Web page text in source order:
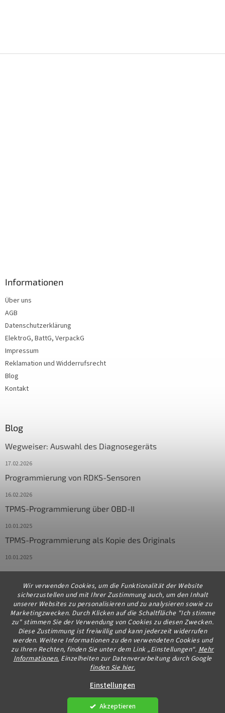
Wir verwenden Cookies, um die Funktionalität der Website
sicherzustellen und mit Ihrer Zustimmung auch, um den Inhalt
unserer Websites zu personalisieren und zu analysieren sowie zu
Marketingzwecken. Durch Klicken auf die Schaltfläche "Ich stimme
zu" stimmen Sie der Verwendung von Cookies zu diesen Zwecken.
Diese Zustimmung ist freiwillig und kann jederzeit widerrufen
werden. Weitere Informationen zu den verwendeten Cookies und
zu Ihren Rechten, finden Sie unter dem Link „Einstellungen“. Mehr
Informationen. Einzelheiten zur Datenverarbeitung durch Google
finden Sie hier.
Einstellungen
Akzeptieren
Informationen
Über uns
AGB
Datenschutzerklärung
ElektroG, BattG, VerpackG
Impressum
Reklamation und Widderrufsrecht
Blog
Kontakt
Blog
Wegweiser: Auswahl des Diagnosegeräts
17.02.2026
Programmierung von RDKS-Sensoren
16.02.2026
TPMS-Programmierung über OBD-II
10.01.2025
TPMS-Programmierung als Kopie des Originals
10.01.2025
Kontakt
info@diagstore.de
+491706654834
Erstellt von Shoptet Premium